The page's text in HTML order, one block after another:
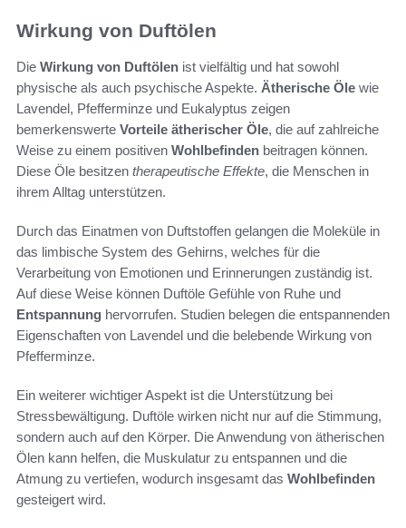
Wirkung von Duftölen
Die Wirkung von Duftölen ist vielfältig und hat sowohl
physische als auch psychische Aspekte. Ätherische Öle wie
Lavendel, Pfefferminze und Eukalyptus zeigen
bemerkenswerte Vorteile ätherischer Öle, die auf zahlreiche
Weise zu einem positiven Wohlbefinden beitragen können.
Diese Öle besitzen therapeutische Effekte, die Menschen in
ihrem Alltag unterstützen.
Durch das Einatmen von Duftstoffen gelangen die Moleküle in
das limbische System des Gehirns, welches für die
Verarbeitung von Emotionen und Erinnerungen zuständig ist.
Auf diese Weise können Duftöle Gefühle von Ruhe und
Entspannung hervorrufen. Studien belegen die entspannenden
Eigenschaften von Lavendel und die belebende Wirkung von
Pfefferminze.
Ein weiterer wichtiger Aspekt ist die Unterstützung bei
Stressbewältigung. Duftöle wirken nicht nur auf die Stimmung,
sondern auch auf den Körper. Die Anwendung von ätherischen
Ölen kann helfen, die Muskulatur zu entspannen und die
Atmung zu vertiefen, wodurch insgesamt das Wohlbefinden
gesteigert wird.